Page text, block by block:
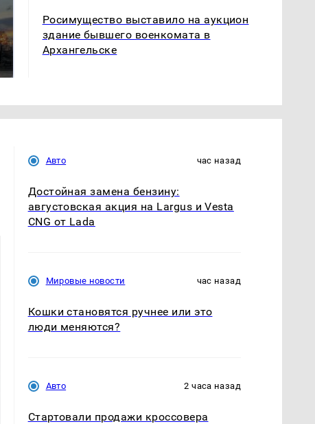
В магазинах России
ажиотаж из-за этого
СМИ: В Химках на
полицейскую
Росимущество выставило на аукцион
здание бывшего военкомата в
Архангельске
Авто час назад
Достойная замена бензину:
августовская акция на Largus и Vesta
CNG от Lada
Мировые новости час назад
Кошки становятся ручнее или это
люди меняются?
Авто 2 часа назад
Стартовали продажи кроссовера